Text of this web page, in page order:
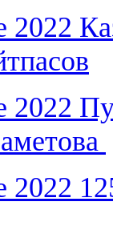
2022
2022
2022